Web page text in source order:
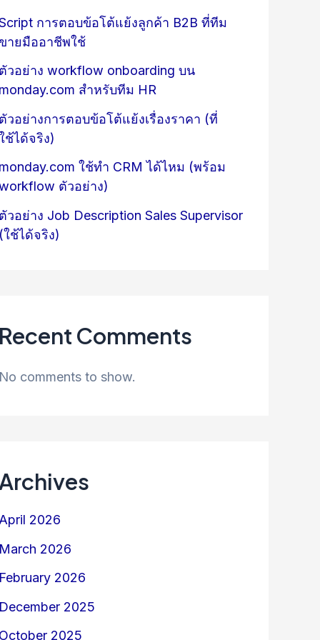
การตอบข้อโต้แย้งลูกค้า B2B ที่ทีม
ายมืออาชีพใช้
วอย่าง workflow onboarding บน
สำหรับทีม HR
วอย่างการตอบข้อโต้แย้งเรื่องราคา (ที่
ช้ได้จริง)
ใช้ทำ CRM ได้ไหม (พร้อม
ตัวอย่าง)
วอย่าง Job Description Sales Supervisor
ใช้ได้จริง)
Comments
comments to show.
2026
2026
2026
2025
2025